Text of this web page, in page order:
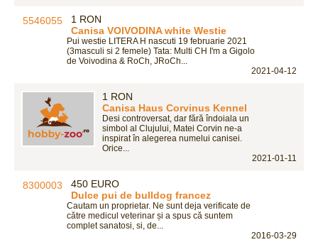
1 RON
Canisa VOIVODINA white Westie
Pui westie LITERA H nascuti 19 februarie 2021
(3masculi si 2 femele) Tata: Multi CH I'm a Gigolo
de Voivodina & RoCh, JRoCh...
2021-04-12
1 RON
Canisa Haus Corvinus Kennel
Desi controversat, dar fără îndoiala un
simbol al Clujului, Matei Corvin ne-a
inspirat în alegerea numelui canisei.
Orice...
2021-01-11
450 EURO
Dulce pui de bulldog francez
Cautam un proprietar. Ne sunt deja verificate de
către medicul veterinar și a spus că suntem
complet sanatosi, si, de...
2016-03-29